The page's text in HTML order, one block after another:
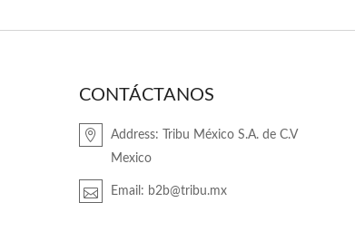
CONTÁCTANOS
Address:
Tribu México S.A. de C.V
Mexico
Email: b2b@tribu.mx